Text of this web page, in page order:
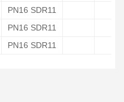
PN16 SDR11
PN16 SDR11
PN16 SDR11